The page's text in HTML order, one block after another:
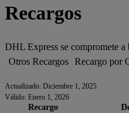
Recargos
DHL Express se compromete
Otros Recargos Recargo por
Actualizado: Diciembre 1, 2025
Válido: Enero 1, 2026
Recargo